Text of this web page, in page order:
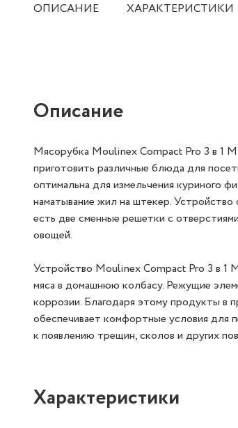
ОПИСАНИЕ ХАРАКТЕРИСТИКИ
Описание
Мясорубка Moulinex Compact Pro 3 в 1
приготовить различные блюда для
оптимальна для измельчения куриного
наматывание жил на штекер.
есть две сменные решетки с
овощей.
Устройство Moulinex Compact Pro 3 в 1
мяса в домашнюю колбасу. Режущие
коррозии. Благодаря этому продукты в
обеспечивает комфортные условия для
к появлению трещин, сколов и других
Характеристики